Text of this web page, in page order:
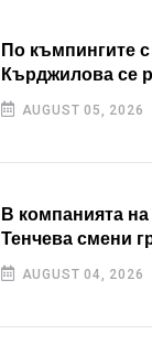
По къмпингите
Кърджилова се
AUGUST 05, 2026
В компанията
Тенчева смени
AUGUST 04, 2026